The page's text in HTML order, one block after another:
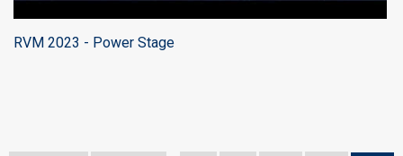
RVM 2023 - Power Stage